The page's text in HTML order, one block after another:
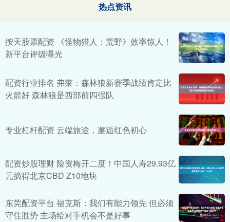
热点资讯
按天股票配资 《怪物猎人：荒野》效率惊人！
新平台评级曝光
配资行业排名 弗莱：森林狼新赛季战绩肯定比
火箭好 森林狼是西部前四强队
专业杠杆配资 云端旅途，邂逅红色初心
配资炒股理财 险资梅开二度！中国人寿29.93亿
元摘得北京CBD Z10地块
东莞配资平台 福克斯：我们有能力领先 但必须
守住胜势 主场给对手机会不是好事